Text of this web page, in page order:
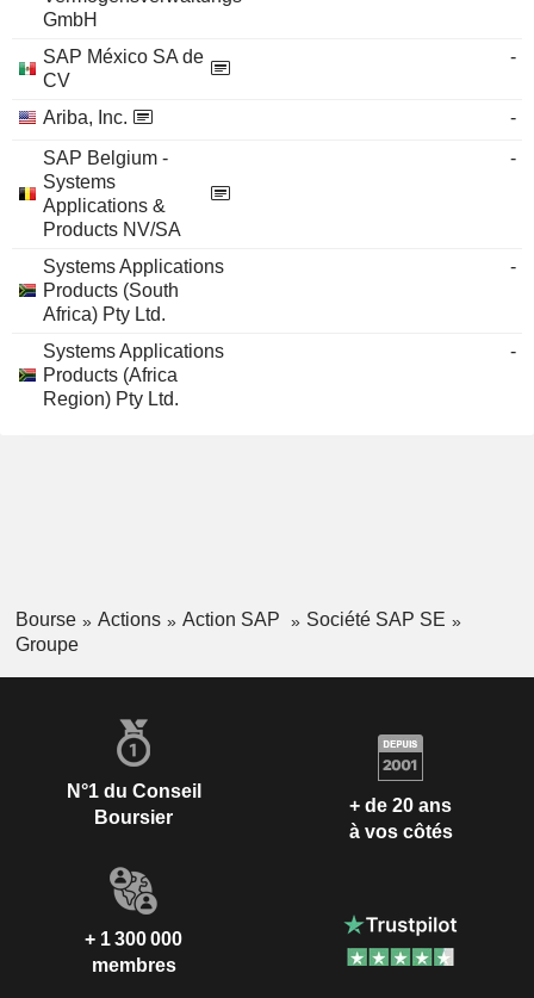
GmbH
SAP México SA de
CV
-
Ariba, Inc.
-
SAP Belgium -
Systems
Applications &
Products NV/SA
-
Systems Applications
Products (South
Africa) Pty Ltd.
-
Systems Applications
Products (Africa
Region) Pty Ltd.
-
Bourse Actions Action SAP
Société SAP SE
Groupe
N°1 du Conseil
Boursier
+ de 20 ans
à vos côtés
+ 1 300 000
membres